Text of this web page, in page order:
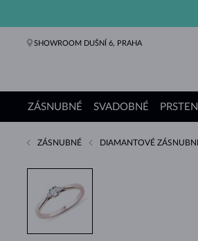
SHOWROOM DUŠNÍ 6, PRAHA
ZÁSNUBNÉ
Zásnubné
SVADOBNÉ
Svadobné
Prstene
Náušnice
Náramky
Perly
Šperky
Darčeky
Kolekcie
ZÁSNUBNÉ DIAMANTOVÉ